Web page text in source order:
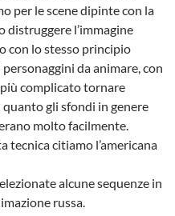
per le scene dipinte con la
distruggere l’immagine
con lo stesso principio
da animare, con
complicato tornare
gli sfondi in genere
molto facilmente.
tecnica citiamo l’americana
alcune sequenze in
russa.